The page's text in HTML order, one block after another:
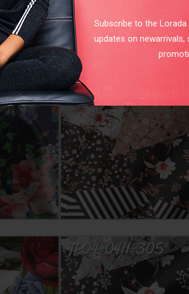
Subscribe to the
updates on